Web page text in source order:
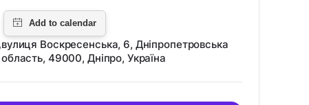
вулиця Воскресенська, 6, Дніпропетровська
область, 49000, Дніпро, Україна